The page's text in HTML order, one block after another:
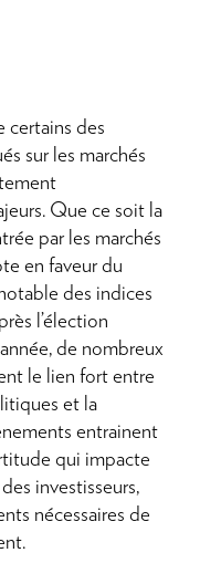
certains des
sur les marchés
Que ce soit la
par les marchés
en faveur du
des indices
l’élection
de nombreux
le lien fort entre
et la
entrainent
qui impacte
investisseurs,
nécessaires de